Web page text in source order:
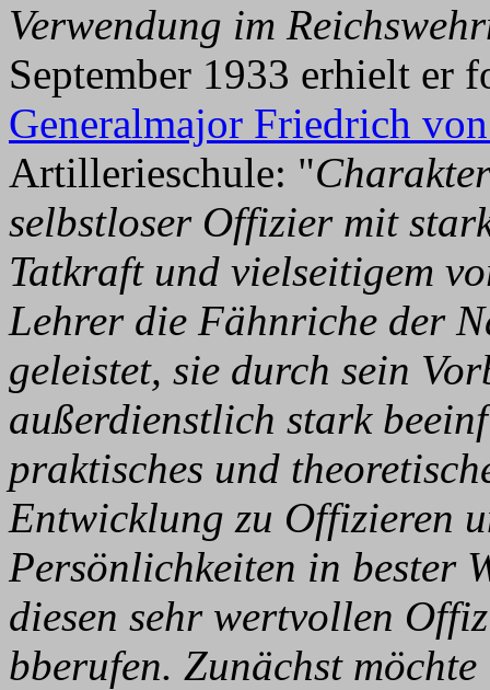
Verwendung im
September 1933 erhielt er
Generalmajor Friedrich
Artillerieschule: "
selbstloser Offizier mit
Tatkraft und vielseitigem
Lehrer die Fähnriche der
geleistet, sie durch sein
außerdienstlich stark
praktisches und
Entwicklung zu Offizieren
Persönlichkeiten in bester
diesen sehr wertvollen
bberufen. Zunächst